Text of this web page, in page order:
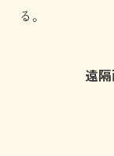
る。
遠